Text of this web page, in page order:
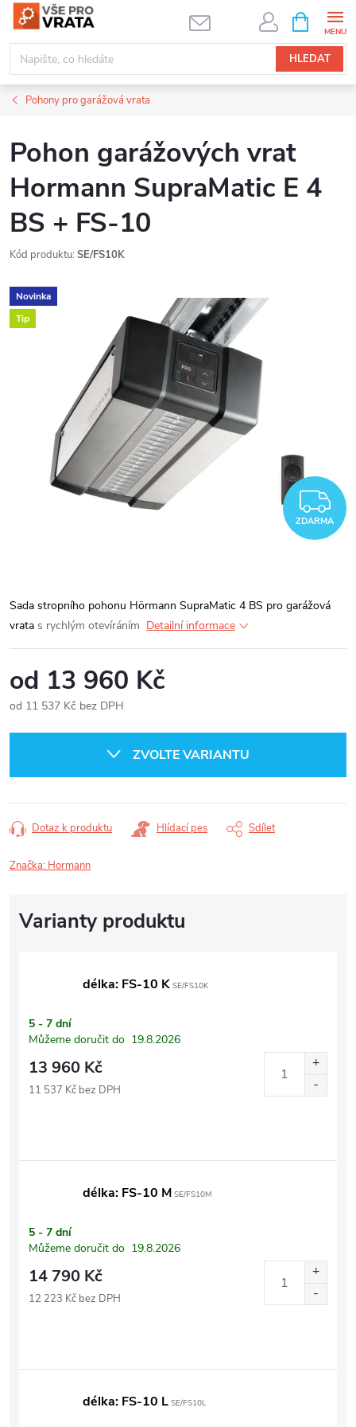
Přejít
obsah
HLEDAT
NÁKUPNÍ
KOŠÍK
Pohony pro garážová vrata
Pohon garážových vrat
Hormann SupraMatic E 4
BS + FS-10
Kód produktu: SE/FS10K
Novinka
Tip
ZDARMA
Sada stropního pohonu Hörmann SupraMatic 4 BS pro garážová
vrata s rychlým otevíráním Detailní informace
od 13 960 Kč
od 11 537 Kč bez DPH
ZVOLTE VARIANTU
Dotaz k produktu Hlídací pes Sdílet
Značka: Hormann
délka: FS-10 K SE/FS10K
5 - 7 dní
Můžeme doručit do 19.8.2026
13 960 Kč
11 537 Kč bez DPH
délka: FS-10 M SE/FS10M
5 - 7 dní
Můžeme doručit do 19.8.2026
14 790 Kč
12 223 Kč bez DPH
délka: FS-10 L SE/FS10L